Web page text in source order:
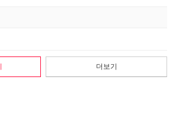
더보기